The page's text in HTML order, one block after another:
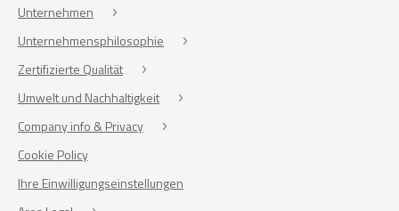
Unternehmen
Unternehmensphilosophie
Zertifizierte Qualität
Umwelt und Nachhaltigkeit
Company info & Privacy
Cookie Policy
Ihre Einwilligungseinstellungen